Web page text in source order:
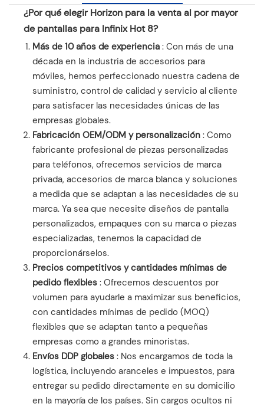
¿Por qué elegir Horizon para la venta al por mayor
de pantallas para Infinix Hot 8?
Más de 10 años de experiencia : Con más de una
década en la industria de accesorios para
móviles, hemos perfeccionado nuestra cadena de
suministro, control de calidad y servicio al cliente
para satisfacer las necesidades únicas de las
empresas globales.
Fabricación OEM/ODM y personalización : Como
fabricante profesional de piezas personalizadas
para teléfonos, ofrecemos servicios de marca
privada, accesorios de marca blanca y soluciones
a medida que se adaptan a las necesidades de su
marca. Ya sea que necesite diseños de pantalla
personalizados, empaques con su marca o piezas
especializadas, tenemos la capacidad de
proporcionárselos.
Precios competitivos y cantidades mínimas de
pedido flexibles : Ofrecemos descuentos por
volumen para ayudarle a maximizar sus beneficios,
con cantidades mínimas de pedido (MOQ)
flexibles que se adaptan tanto a pequeñas
empresas como a grandes minoristas.
Envíos DDP globales : Nos encargamos de toda la
logística, incluyendo aranceles e impuestos, para
entregar su pedido directamente en su domicilio
en la mayoría de los países. Sin cargos ocultos ni